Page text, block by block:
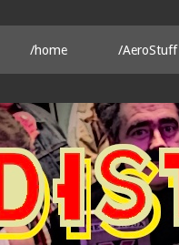
/home /AeroStuff